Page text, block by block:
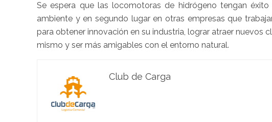
Se espera que las locomotoras de hidrógeno tengan
ambiente y en segundo lugar en otras empresas que
para obtener innovación en su industria, lograr atraer
mismo y ser más amigables con el entorno natural.
Club de Carga